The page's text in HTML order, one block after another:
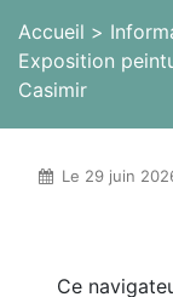
Accueil
Exposition
Casimir
Le 29 juin
Ce